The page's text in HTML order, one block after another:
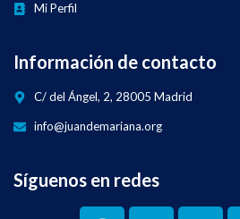
Mi Perfil
Información de contacto
C/ del Ángel, 2, 28005 Madrid
info@juandemariana.org
Síguenos en redes